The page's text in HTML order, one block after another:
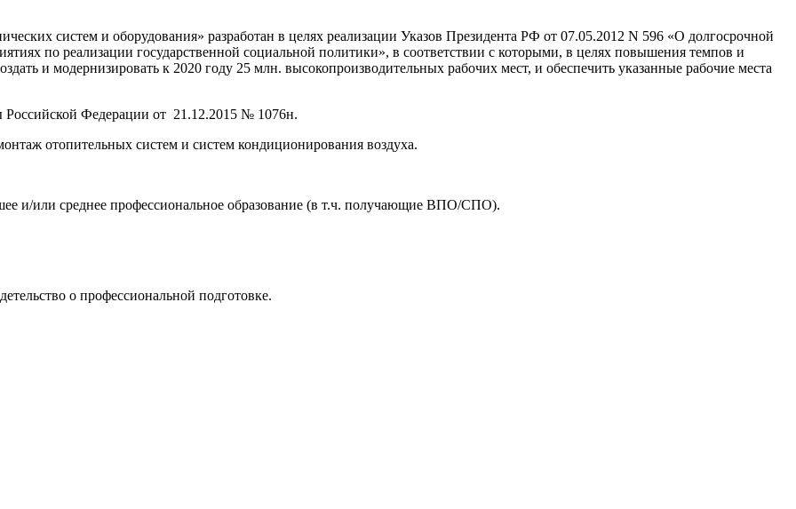
систем и оборудования» разработан в целях реализации Указов Президента РФ от 07.05.2012 N 596 «О долгосрочной
по реализации государственной социальной политики», в соответствии с которыми, в целях повышения темпов и
и модернизировать к 2020 году 25 млн. высокопроизводительных рабочих мест, и обеспечить указанные рабочие места
Российской Федерации от 21.12.2015 № 1076н.
отопительных систем и систем кондиционирования воздуха.
и/или среднее профессиональное образование (в т.ч. получающие ВПО/СПО).
о профессиональной подготовке.